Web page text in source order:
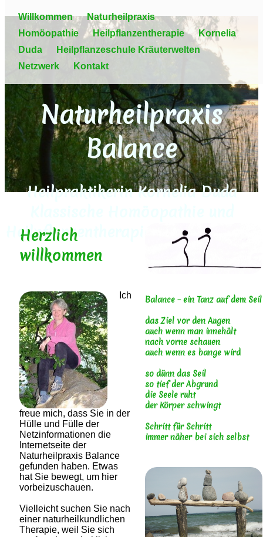
Willkommen
Naturheilpraxis
Homöopathie
Heilpflanzentherapie
Kornelia
Duda
Heilpflanzeschule Kräuterwelten
Netzwerk
Kontakt
Naturheilpraxis
Balance
Heilpraktikerin Kornelia Duda
Heilpflanzentherapie in Bordesholm
Herzlich
willkommen
Ich
freue mich, dass Sie in der
Hülle und Fülle der
Netzinformationen die
Internetseite der
Naturheilpraxis Balance
gefunden haben. Etwas
hat Sie bewegt, um hier
vorbeizuschauen.
Vielleicht suchen Sie nach
einer naturheilkundlichen
Therapie, weil Sie sich
Balance – ein Tanz auf dem Seil
das Ziel vor den Augen
auch wenn man innehält
nach vorne schauen
auch wenn es bange wird
so dünn das Seil
so tief der Abgrund
die Seele ruht
der Körper schwingt
Schritt für Schritt
immer näher bei sich selbst